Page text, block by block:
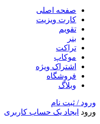
صفحه اصلی
کارت ویزیت
تقویم
بنر
تراکت
موکاپ
اشتراک ویژه
فروشگاه
وبلاگ
ورود / ثبت نام
ورود ایجاد یک حساب کاربری